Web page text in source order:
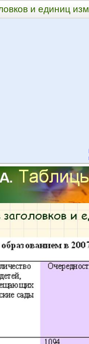
и единиц